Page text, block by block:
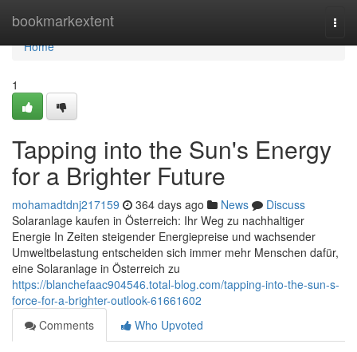
bookmarkextent
Home
Home
1
Tapping into the Sun's Energy
for a Brighter Future
mohamadtdnj217159 364 days ago News
Discuss
Solaranlage kaufen in Österreich: Ihr Weg zu nachhaltiger
Energie In Zeiten steigender Energiepreise und wachsender
Umweltbelastung entscheiden sich immer mehr Menschen dafür,
eine Solaranlage in Österreich zu
https://blanchefaac904546.total-blog.com/tapping-into-the-sun-s-
force-for-a-brighter-outlook-61661602
Comments
Who Upvoted